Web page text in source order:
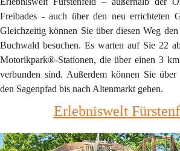
Freibades - auch über den neu errichteten
Gleichzeitig können Sie über diesen Weg
Buchwald besuchen. Es warten auf Sie 22
Motorikpark®-Stationen, die über einen 3
verbunden sind. Außerdem können Sie über
den Sagenpfad bis nach Altenmarkt gehen.
Erlebniswelt